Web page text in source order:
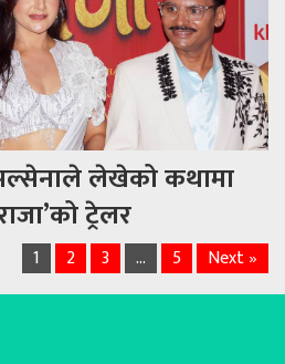
लेखेको कथामा
ट्रेलर
1 2 3 … 5 Next »